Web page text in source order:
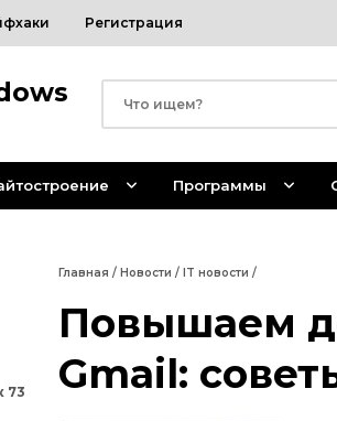
Регистрация
Программы
Главная / Новости / IT новости /
Повышаем
Gmail:
73